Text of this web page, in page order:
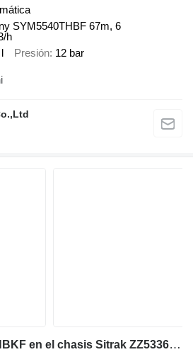
SYM5540THBF 67m, 6
h
Presión 12 bar
Zoomlion ZLJ5291THBKF en el chasis Sitrak ZZ5336N464GF1